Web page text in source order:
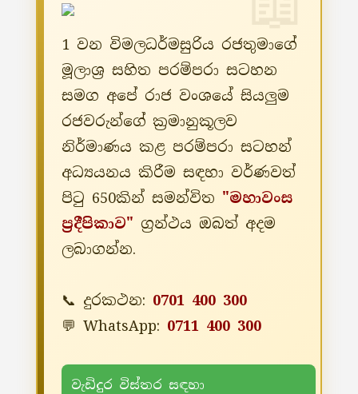
1 වන විමලධර්මසුරිය රජතුමාගේ
මූලාශ්‍ර සහිත පරම්පරා සටහන
සමග අපේ රාජ වංශයේ සියලුම
රජවරුන්ගේ ක්‍රමානුකූලව
නිර්මාණය කළ පරම්පරා සටහන්
අධ්‍යයනය කිරීම සඳහා වර්ණවත්
පිටු 650කින් සමන්විත "මහාවංස
ප්‍රදීපිකාව" ග්‍රන්ථය ඔබත් අදම
ලබාගන්න.
📞 දුරකථන: 0701 400 300
💬 WhatsApp: 0711 400 300
වැඩිදුර විස්තර සඳහා